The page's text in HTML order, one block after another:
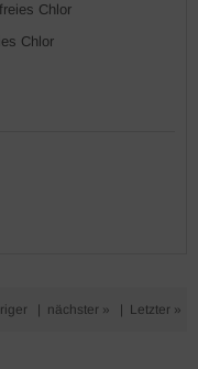
Chlor
Chlor
nächster » Letzter »